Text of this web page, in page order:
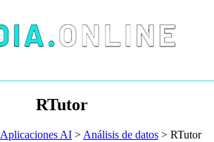
RTutor
Aplicaciones AI > Análisis de datos > RTutor